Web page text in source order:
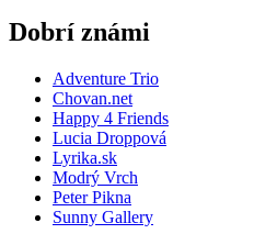
Dobrí známi
Adventure Trio
Chovan.net
Happy 4 Friends
Lucia Droppová
Lyrika.sk
Modrý Vrch
Peter Pikna
Sunny Gallery